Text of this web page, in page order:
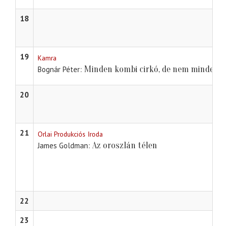
18
19 Kamra
Bognár Péter Minden kombi cirkó, de nem minden
20
21 Orlai Produkciós Iroda
James Goldman Az oroszlán télen
22
23